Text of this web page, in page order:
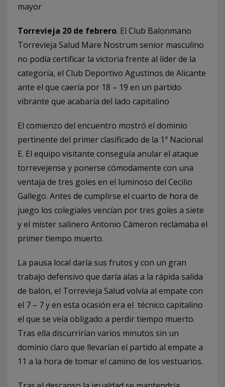
mayor
Torrevieja 20 de febrero. El Club Balonmano
Torrevieja Salud Mare Nostrum senior masculino
no podía certificar la victoria frente al líder de la
categoría, el Club Deportivo Agustinos de Alicante
ante el que caería por 18 – 19 en un partido
vibrante que acabaría del lado capitalino
El comienzo del encuentro mostró el dominio
pertinente del primer clasificado de la 1ª Nacional
E. El equipo visitante conseguía anular el ataque
torrevejense y ponerse cómodamente con una
ventaja de tres goles en el luminoso del Cecilio
Gallego. Antes de cumplirse el cuarto de hora de
juego los colegiales vencían por tres goles a siete
y el míster salinero Antonio Cámeron reclamaba el
primer tiempo muerto.
La pausa local daría sus frutos y con un gran
trabajo defensivo que daría alas a la rápida salida
de balón, el Torrevieja Salud volvía al empate con
el 7 – 7 y en esta ocasión era el técnico capitalino
el que se veía obligado a perdir tiempo muerto.
Tras ella discurrirían varios minutos sin un
dominio claro que llevarían el partido al empate a
11 a la hora de tomar el camino de los vestuarios.